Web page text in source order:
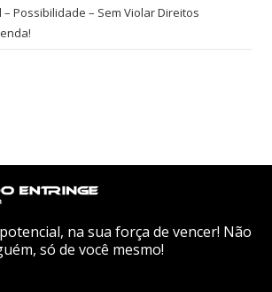
Possibilidade – Sem Violar Direitos
na sua força de vencer! Não
só de você mesmo!